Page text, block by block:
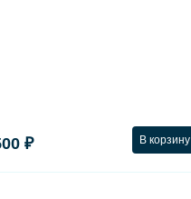
₽ В корзину